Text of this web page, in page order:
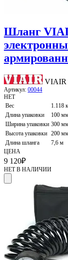
Шланг
Артикул: 00044
НЕТ
Вес
1.118
Длина упаковки
100
Ширина упаковки 300
Высота упаковки 200
Длина шланга
7,6 м
ЦЕНА
9 120₽
НЕТ В НАЛИЧИИ